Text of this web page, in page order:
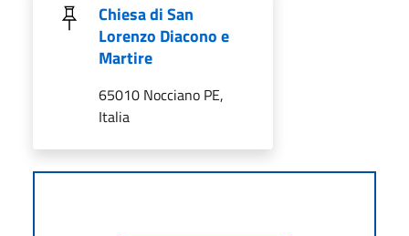
Chiesa di San
Lorenzo Diacono e
Martire
65010 Nocciano PE,
Italia